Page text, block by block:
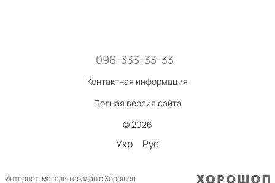
096-333-33-33
Контактная информация
Полная версия сайта
© 2026
Укр Рус
Интернет-магазин создан с Хорошоп